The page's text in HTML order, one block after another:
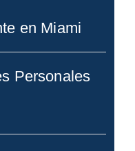
en Miami
Personales